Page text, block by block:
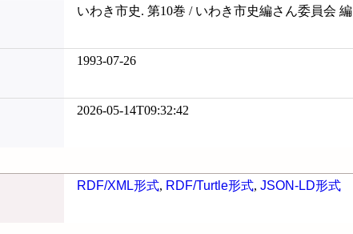
いわき市史. 第10巻 / いわき市史編さん委員会 編
1993-07-26
2026-05-14T09:32:42
RDF/XML形式, RDF/Turtle形式, JSON-LD形式